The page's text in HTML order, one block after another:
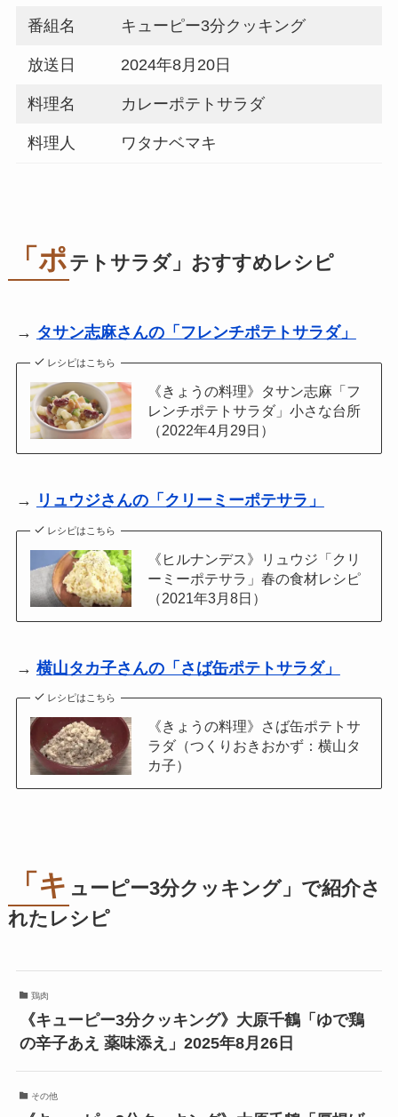
番組名 キューピー3分クッキング
放送日 2024年8月20日
料理名 カレーポテトサラダ
料理人 ワタナベマキ
「ポテトサラダ」おすすめレシピ
→ タサン志麻さんの「フレンチポテトサラダ」
レシピはこちら
《きょうの料理》タサン志麻「フ
レンチポテトサラダ」小さな台所
（2022年4月29日）
→ リュウジさんの「クリーミーポテサラ」
レシピはこちら
《ヒルナンデス》リュウジ「クリ
ーミーポテサラ」春の食材レシピ
（2021年3月8日）
→ 横山タカ子さんの「さば缶ポテトサラダ」
レシピはこちら
《きょうの料理》さば缶ポテトサ
ラダ（つくりおきおかず：横山タ
カ子）
「キ ューピー3分クッキング」で紹介さ
れたレシピ
鶏肉
《キューピー3分クッキング》大原千鶴「ゆで鶏
の辛子あえ 薬味添え」2025年8月26日
その他